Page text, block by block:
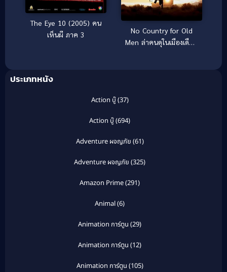
The Eye 10 (2005) คน
เห็นผี ภาค 3
No Country for Old
Men ล่าคนดุในเมืองเดือด
ประเภทหนัง
Action บู๊(37)
Action บู๊(694)
Adventure ผจญภัย (61)
Adventure ผจญภัย (325)
Amazon Prime(291)
Animal(6)
Animation การ์ตูน (29)
Animation การ์ตูน (12)
Animation การ์ตูน (105)